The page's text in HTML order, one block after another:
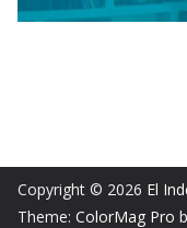
Copyright © 2026 El
Theme: ColorMag Pro